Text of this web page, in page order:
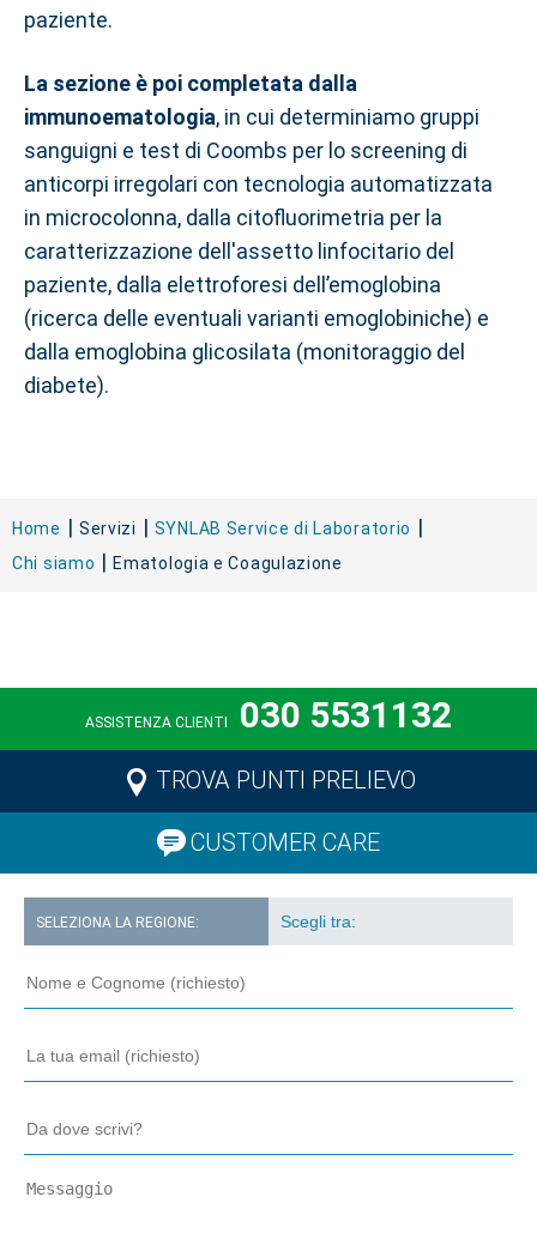
paziente.
La sezione è poi completata dalla
immunoematologia, in cui determiniamo gruppi
sanguigni e test di Coombs per lo screening di
anticorpi irregolari con tecnologia automatizzata
in microcolonna, dalla citofluorimetria per la
caratterizzazione dell'assetto linfocitario del
paziente, dalla elettroforesi dell’emoglobina
(ricerca delle eventuali varianti emoglobiniche) e
dalla emoglobina glicosilata (monitoraggio del
diabete).
Home Servizi
SYNLAB Service di Laboratorio
Chi siamo
Ematologia e Coagulazione
ASSISTENZA CLIENTI 030 5531132
TROVA PUNTI PRELIEVO
CUSTOMER CARE
SELEZIONA LA REGIONE: